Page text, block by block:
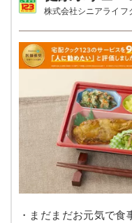
エネルギー：497kcal、
質：10.6g、炭水化物：
687mg、食塩相当量：
※メニューの補足
ご飯セットの栄養素で
その栄養価のため、実
ーではないのでご注意
塩分 3.0
タンパク質
脂質 -
糖質 -
リン -
カリウム -
株式会社シニアライフ
・まだまだお元気で食